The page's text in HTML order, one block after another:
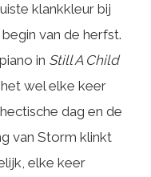
klankkleur bij
van de herfst.
in Still A Child
wel elke keer
dag en de
van Storm klinkt
elke keer